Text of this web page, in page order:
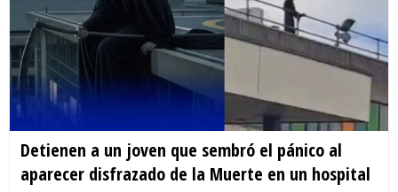
Detienen a un joven que sembró el pánico al
aparecer disfrazado de la Muerte en un hospital